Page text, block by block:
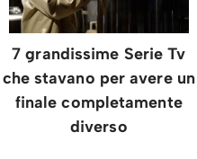
7 grandissime Serie Tv
che stavano per avere un
finale completamente
diverso